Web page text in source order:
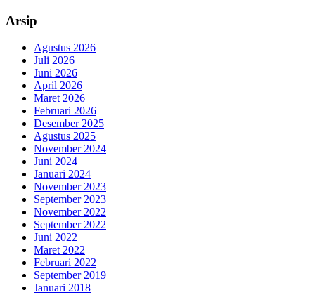
Arsip
Agustus 2026
Juli 2026
Juni 2026
April 2026
Maret 2026
Februari 2026
Desember 2025
Agustus 2025
November 2024
Juni 2024
Januari 2024
November 2023
September 2023
November 2022
September 2022
Juni 2022
Maret 2022
Februari 2022
September 2019
Januari 2018